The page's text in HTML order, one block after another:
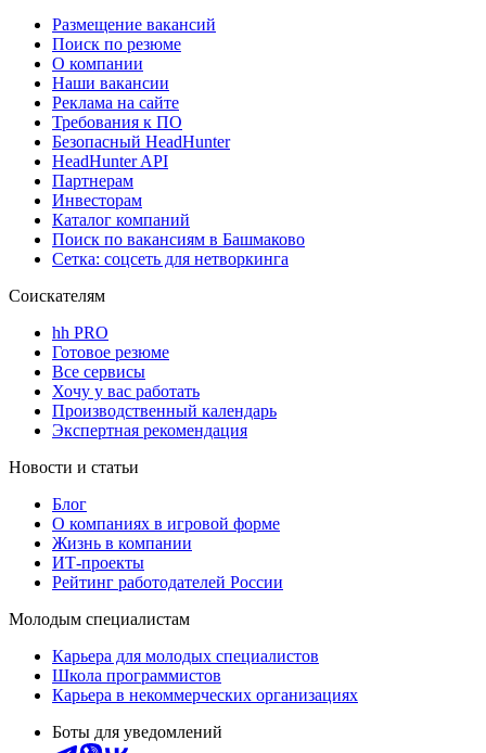
Размещение вакансий
Поиск по резюме
О компании
Наши вакансии
Реклама на сайте
Требования к ПО
Безопасный HeadHunter
HeadHunter API
Партнерам
Инвесторам
Каталог компаний
Поиск по вакансиям в Башмаково
Сетка: соцсеть для нетворкинга
Соискателям
hh PRO
Готовое резюме
Все сервисы
Хочу у вас работать
Производственный календарь
Экспертная рекомендация
Новости и статьи
Блог
О компаниях в игровой форме
Жизнь в компании
ИТ-проекты
Рейтинг работодателей России
Молодым специалистам
Карьера для молодых специалистов
Школа программистов
Карьера в некоммерческих организациях
Боты для уведомлений